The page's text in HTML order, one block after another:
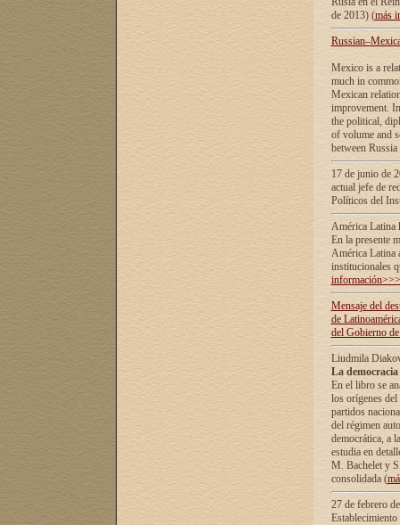
de 2013) (más
Mexico is a
much in
Mexican
improvement.
the political,
of volume and
between
17 de junio de
actual jefe de
Políticos del
América Latina
En la presente
América Latina
institucionales
información>>>
Mensaje del
de
del Gobierno
Liudmila
La
En el libro se
los orígenes
partidos
del régimen
democrática, а
estudia en
М. Bachelet у
consolidada (
27 de febrero